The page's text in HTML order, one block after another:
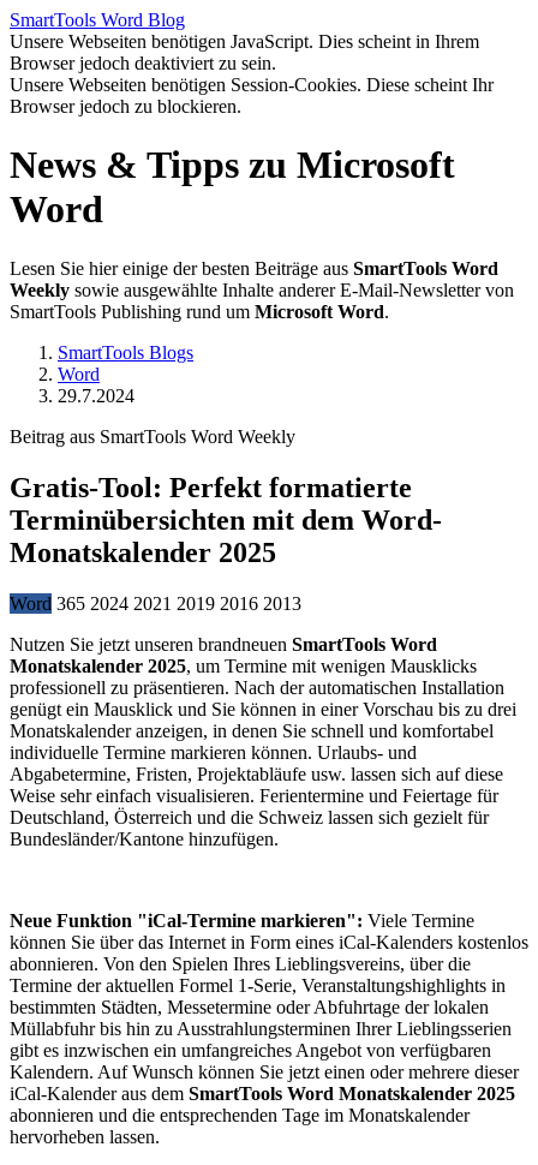
SmartTools Word Blog
Unsere Webseiten benötigen JavaScript. Dies scheint in Ihrem
Browser jedoch deaktiviert zu sein.
Unsere Webseiten benötigen Session-Cookies. Diese scheint Ihr
Browser jedoch zu blockieren.
News & Tipps zu Microsoft
Word
Lesen Sie hier einige der besten Beiträge aus SmartTools Word
Weekly sowie ausgewählte Inhalte anderer E-Mail-Newsletter von
SmartTools Publishing rund um Microsoft Word.
SmartTools Blogs
Word
29.7.2024
Beitrag aus SmartTools Word Weekly
Gratis-Tool: Perfekt formatierte
Terminübersichten mit dem Word-
Monatskalender 2025
Word 365 2024 2021 2019 2016 2013
Nutzen Sie jetzt unseren brandneuen SmartTools Word
Monatskalender 2025, um Termine mit wenigen Mausklicks
professionell zu präsentieren. Nach der automatischen Installation
genügt ein Mausklick und Sie können in einer Vorschau bis zu drei
Monatskalender anzeigen, in denen Sie schnell und komfortabel
individuelle Termine markieren können. Urlaubs- und
Abgabetermine, Fristen, Projektabläufe usw. lassen sich auf diese
Weise sehr einfach visualisieren. Ferientermine und Feiertage für
Deutschland, Österreich und die Schweiz lassen sich gezielt für
Bundesländer/Kantone hinzufügen.
Neue Funktion "iCal-Termine markieren": Viele Termine
können Sie über das Internet in Form eines iCal-Kalenders kostenlos
abonnieren. Von den Spielen Ihres Lieblingsvereins, über die
Termine der aktuellen Formel 1-Serie, Veranstaltungshighlights in
bestimmten Städten, Messetermine oder Abfuhrtage der lokalen
Müllabfuhr bis hin zu Ausstrahlungsterminen Ihrer Lieblingsserien
gibt es inzwischen ein umfangreiches Angebot von verfügbaren
Kalendern. Auf Wunsch können Sie jetzt einen oder mehrere dieser
iCal-Kalender aus dem SmartTools Word Monatskalender 2025
abonnieren und die entsprechenden Tage im Monatskalender
hervorheben lassen.